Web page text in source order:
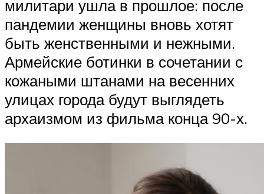
милитари ушла в прошлое: после
пандемии женщины вновь хотят
быть женственными и нежными.
Армейские ботинки в сочетании с
кожаными штанами на весенних
улицах города будут выглядеть
архаизмом из фильма конца 90-х.